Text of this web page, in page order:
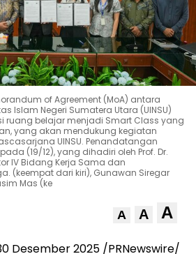
of Agreement (MoA) antara
Islam Negeri Sumatera Utara (UINSU)
ruang belajar menjadi Smart Class yang
yang akan mendukung kegiatan
UINSU. Penandatangan
(19/12), yang dihadiri oleh Prof. Dr.
IV Bidang Kerja Sama dan
(keempat dari kiri), Gunawan Siregar
Mas (ke
A A A
Desember 2025 /PRNewswire/